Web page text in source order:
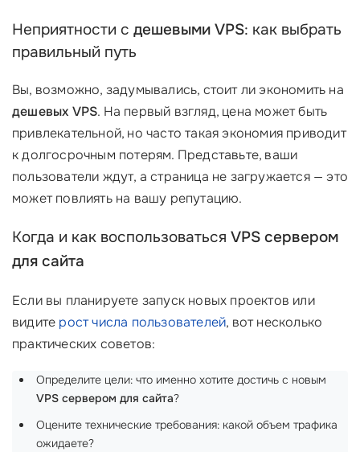
Неприятности с дешевыми VPS: как выбрать
правильный путь
Вы, возможно, задумывались, стоит ли экономить на
дешевых VPS. На первый взгляд, цена может быть
привлекательной, но часто такая экономия приводит
к долгосрочным потерям. Представьте, ваши
пользователи ждут, а страница не загружается — это
может повлиять на вашу репутацию.
Когда и как воспользоваться VPS сервером
для сайта
Если вы планируете запуск новых проектов или
видите рост числа пользователей, вот несколько
практических советов:
Определите цели: что именно хотите достичь с новым
VPS сервером для сайта?
Оцените технические требования: какой объем трафика
ожидаете?